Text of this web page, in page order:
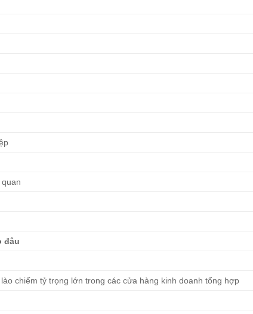
đâu
chiếm tỷ trọng lớn trong các cửa hàng kinh doanh tổng hợp